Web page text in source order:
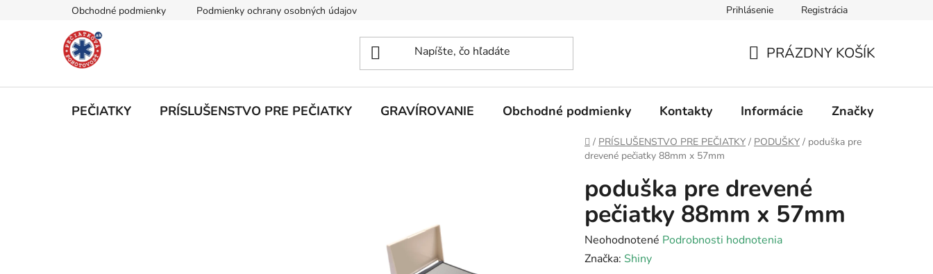
Obchodné podmienky Podmienky ochrany osobných údajov Prihlásenie Registrácia
KOŠÍK
PRÁZDNY KOŠÍK
PEČIATKY PRÍSLUŠENSTVO PRE PEČIATKY GRAVÍROVANIE Obchodné podmienky Kontakty Informácie Značky
Domov
/ PRÍSLUŠENSTVO PRE PEČIATKY / PODUŠKY / poduška pre
drevené pečiatky 88mm x 57mm
poduška pre drevené
pečiatky 88mm x 57mm
Priemerné
hodnotenie
Neohodnotené Podrobnosti hodnotenia
Značka: Shiny